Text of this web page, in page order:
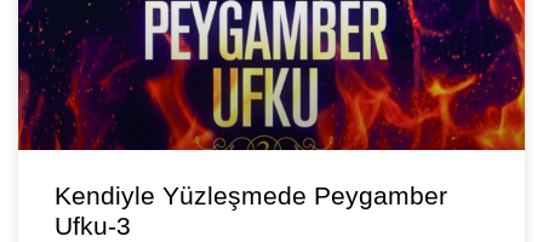
Kendiyle Yüzleşmede Peygamber
Ufku-3